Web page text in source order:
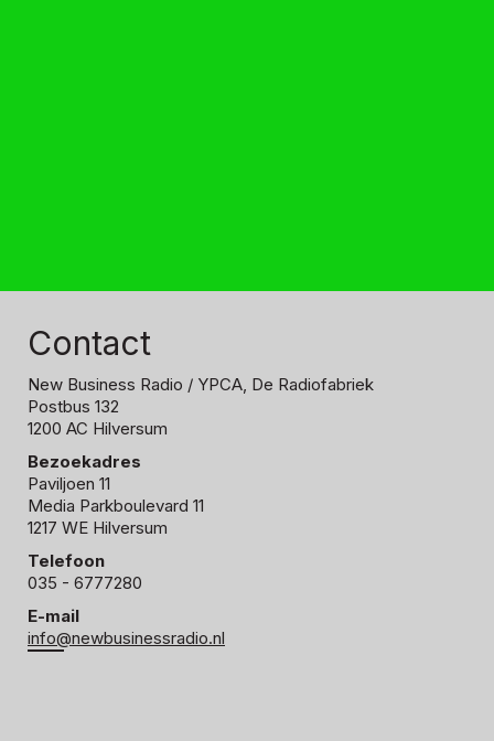
Contact
New Business Radio / YPCA, De Radiofabriek
Postbus 132
1200 AC Hilversum
Bezoekadres
Paviljoen 11
Media Parkboulevard 11
1217 WE Hilversum
Telefoon
035 - 6777280
E-mail
info@newbusinessradio.nl